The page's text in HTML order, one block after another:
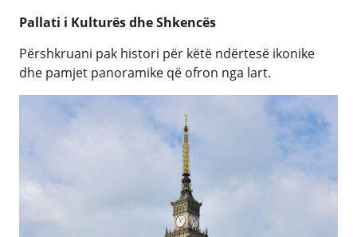
Pallati i Kulturës dhe Shkencës
Përshkruani pak histori për këtë ndërtesë ikonike
dhe pamjet panoramike që ofron nga lart.